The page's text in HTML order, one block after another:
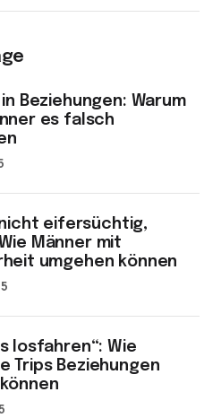
Beziehungen: Warum
es falsch
eifersüchtig,
Männer mit
umgehen können
losfahren“: Wie
Trips Beziehungen